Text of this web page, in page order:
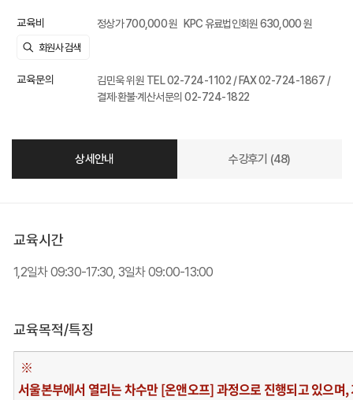
교육비 정상가 700,000 원 KPC 유료법인회원 630,000 원
교육문의
김민욱 위원 TEL 02-724-1102 / FAX 02-724-1867 /
결제·환불·계산서문의 02-724-1822
상세안내 수강후기 (48)
교육시간
1,2일차 09:30-17:30, 3일차 09:00-13:00
교육목적/특징
※
서울본부에서 열리는 차수만 [온앤오프] 과정으로 진행되고 있으며